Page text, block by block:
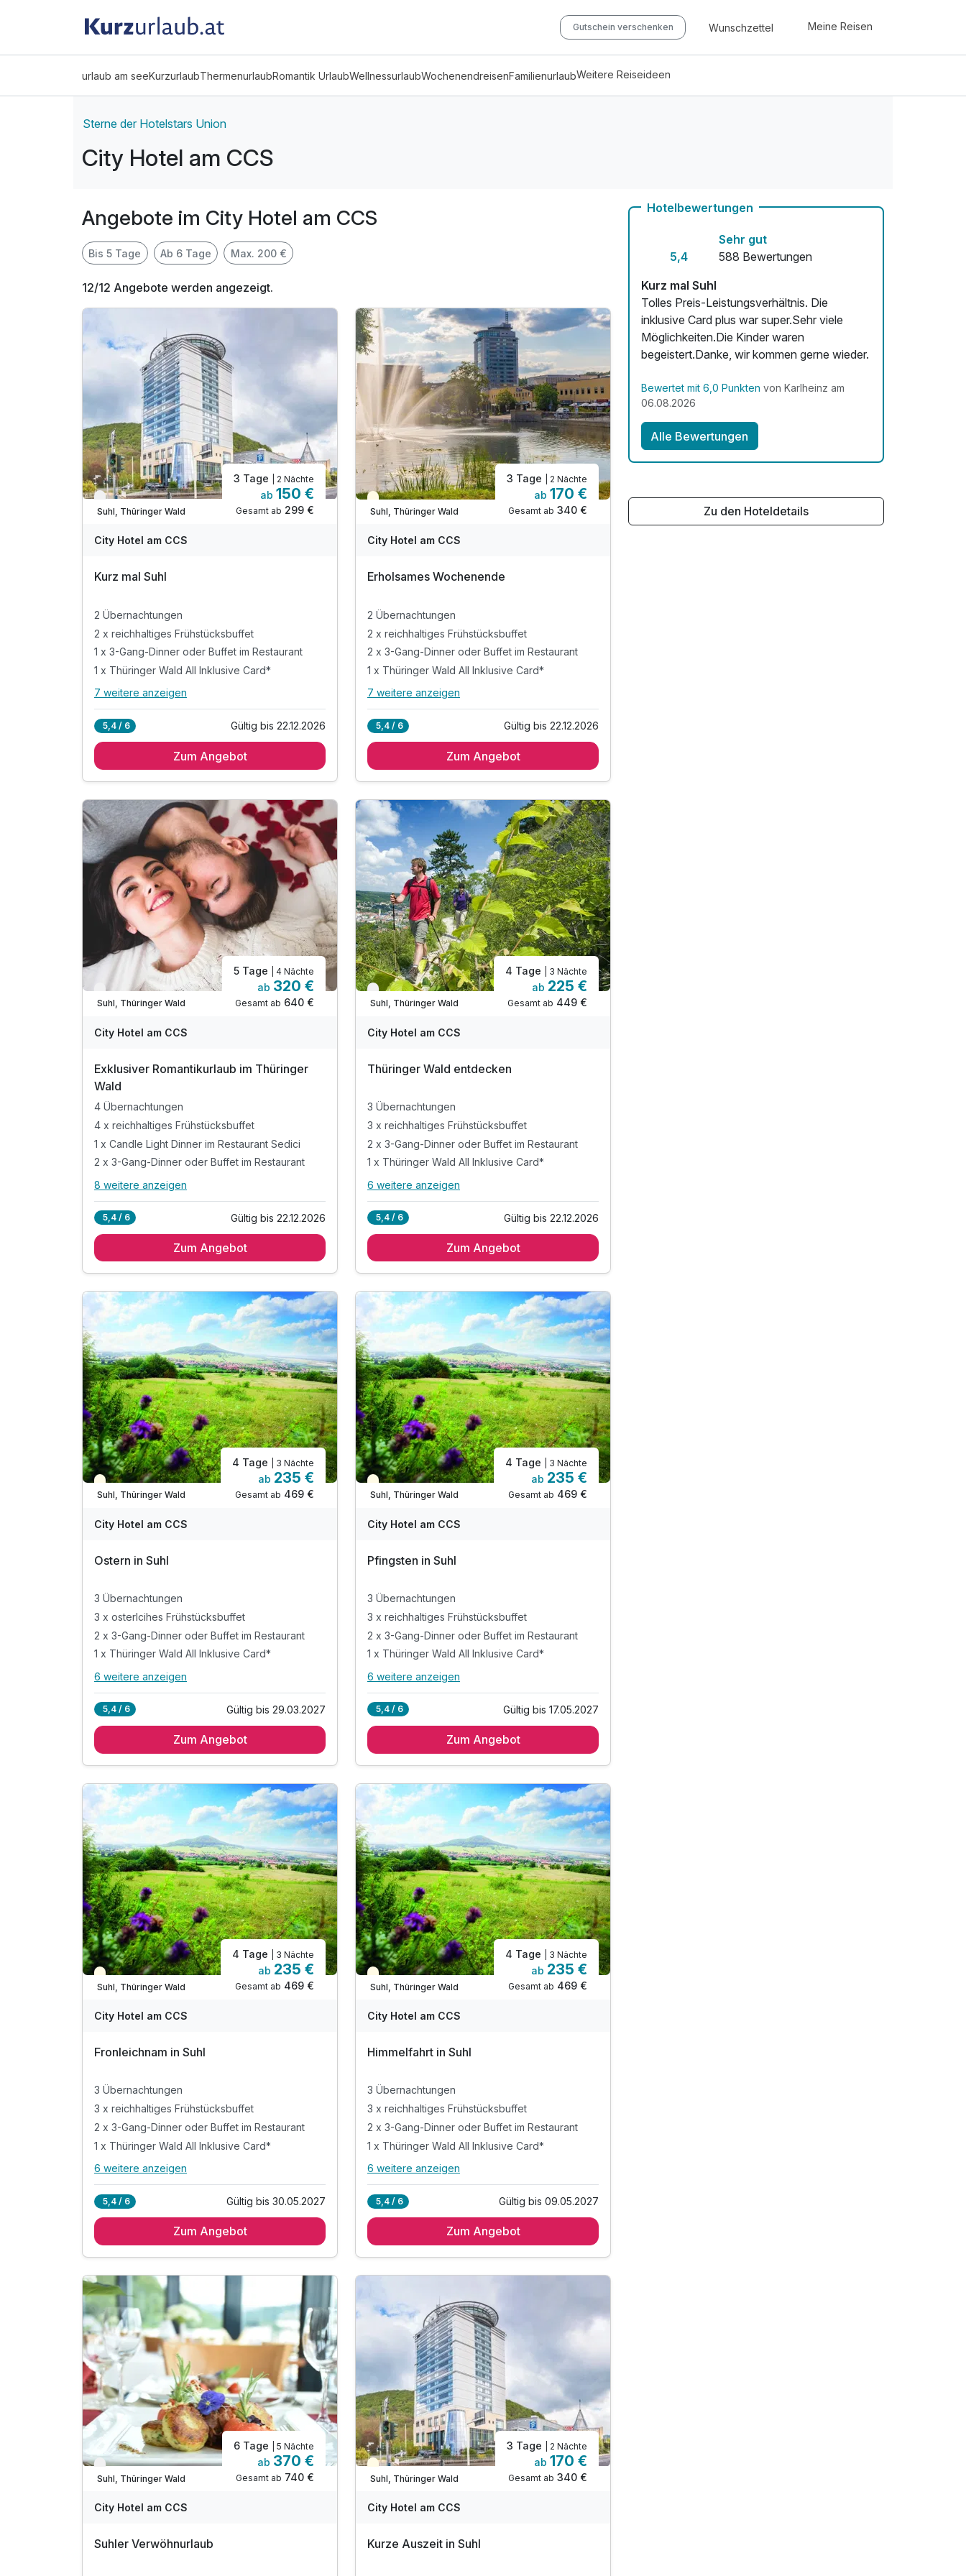
Gutschein verschenken Wunschzettel Meine Reisen
urlaub am seeKurzurlaubThermenurlaubRomantik UrlaubWellnessurlaubWochenendreisenFamilienurlaubWeitere Reiseideen
Sterne der Hotelstars Union
City Hotel am CCS
Angebote im City Hotel am CCS
Bis 5 Tage Ab 6 Tage Max. 200 €
12/12 Angebote werden angezeigt.
Verfügbar bis Dezember
Suhl, Thüringer Wald
3 Tage | 2 Nächte
ab 150 €
Gesamt ab 299 €
City Hotel am CCS
Kurz mal Suhl
2 Übernachtungen
2 x reichhaltiges Frühstücksbuffet
1 x 3-Gang-Dinner oder Buffet im Restaurant
1 x Thüringer Wald All Inklusive Card*
Alle Inklusivleistungen
2 x reichhaltiges Frühstücksbuffet
* Eintritt in das H2Oberhof Wellness &
Erlebnisbad
* Eintritt in das SAALEMAXX Erlebnisbad
* Fahrt mit der Sommerrodelbahn Ruhla
* Fahrt mit der Thüringer Bergbahn
* und vieles mehr!
inkl. Willkommensdrink
inkl. WLAN
7 weitere anzeigen
5,4 / 6 Gültig bis 22.12.2026
Zum Angebot
Teilweise ausgelastet
Suhl, Thüringer Wald
3 Tage | 2 Nächte
ab 170 €
Gesamt ab 340 €
City Hotel am CCS
Erholsames Wochenende
2 Übernachtungen
2 x reichhaltiges Frühstücksbuffet
2 x 3-Gang-Dinner oder Buffet im Restaurant
1 x Thüringer Wald All Inklusive Card*
Alle Inklusivleistungen
2 x reichhaltiges Frühstücksbuffet
* Eintritt in das H2Oberhof Wellness &
Erlebnisbad
* Eintritt in das SAALEMAXX Erlebnisbad
* Fahrt mit der Sommerrodelbahn Ruhla
* Fahrt mit der Thüringer Bergbahn
* und vieles mehr!
inkl. Stadtplan
inkl. WLAN
7 weitere anzeigen
5,4 / 6 Gültig bis 22.12.2026
Zum Angebot
Verfügbar bis Dezember
Suhl, Thüringer Wald
5 Tage | 4 Nächte
ab 320 €
Gesamt ab 640 €
City Hotel am CCS
Exklusiver Romantikurlaub im Thüringer
Wald
4 Übernachtungen
4 x reichhaltiges Frühstücksbuffet
1 x Candle Light Dinner im Restaurant Sedici
2 x 3-Gang-Dinner oder Buffet im Restaurant
Alle Inklusivleistungen
4 x reichhaltiges Frühstücksbuffet
1 x Flasche Sekt "Hausmarke" bei Anreise
1 x Thüringer Wald All Inklusive Card*
* Eintritt in das H2Oberhof Wellness &
Erlebnisbad
* Eintritt in das SAALEMAXX Erlebnisbad
* Fahrt mit der Sommerrodelbahn Ruhla
* Fahrt mit der Thüringer Bergbahn und vieles
mehr
inkl. Bademantel für den Aufenthaltszeitraum
inkl. WLAN
8 weitere anzeigen
5,4 / 6 Gültig bis 22.12.2026
Zum Angebot
Verfügbar bis Dezember
Suhl, Thüringer Wald
4 Tage | 3 Nächte
ab 225 €
Gesamt ab 449 €
City Hotel am CCS
Thüringer Wald entdecken
3 Übernachtungen
3 x reichhaltiges Frühstücksbuffet
2 x 3-Gang-Dinner oder Buffet im Restaurant
1 x Thüringer Wald All Inklusive Card*
Alle Inklusivleistungen
3 x reichhaltiges Frühstücksbuffet
* Eintritt in das H2Oberhof Wellness &
Erlebnisbad
* Eintritt in das SAALEMAXX Erlebnisbad
* Fahrt mit der Sommerrodelbahn Ruhla
* Fahrt mit der Thüringer Bergbahn
* und vieles mehr!
inkl. WLAN
6 weitere anzeigen
5,4 / 6 Gültig bis 22.12.2026
Zum Angebot
Saisonal verfügbar
Suhl, Thüringer Wald
4 Tage | 3 Nächte
ab 235 €
Gesamt ab 469 €
City Hotel am CCS
Ostern in Suhl
3 Übernachtungen
3 x osterlcihes Frühstücksbuffet
2 x 3-Gang-Dinner oder Buffet im Restaurant
1 x Thüringer Wald All Inklusive Card*
Alle Inklusivleistungen
3 x osterlcihes Frühstücksbuffet
* Eintritt in das H2Oberhof Wellness &
Erlebnisbad
* Eintritt in das SAALEMAXX Erlebnisbad
* Fahrt mit der Sommerrodelbahn Ruhla
* Fahrt mit der Thüringer Bergbahn
* und vieles mehr!
inkl. WLAN
6 weitere anzeigen
5,4 / 6 Gültig bis 29.03.2027
Zum Angebot
Saisonal verfügbar
Suhl, Thüringer Wald
4 Tage | 3 Nächte
ab 235 €
Gesamt ab 469 €
City Hotel am CCS
Pfingsten in Suhl
3 Übernachtungen
3 x reichhaltiges Frühstücksbuffet
2 x 3-Gang-Dinner oder Buffet im Restaurant
1 x Thüringer Wald All Inklusive Card*
Alle Inklusivleistungen
3 x reichhaltiges Frühstücksbuffet
* Eintritt in das H2Oberhof Wellness &
Erlebnisbad
* Eintritt in das SAALEMAXX Erlebnisbad
* Fahrt mit der Sommerrodelbahn Ruhla
* Fahrt mit der Thüringer Bergbahn
* und vieles mehr!
inkl. WLAN
6 weitere anzeigen
5,4 / 6 Gültig bis 17.05.2027
Zum Angebot
Saisonal verfügbar
Suhl, Thüringer Wald
4 Tage | 3 Nächte
ab 235 €
Gesamt ab 469 €
City Hotel am CCS
Fronleichnam in Suhl
3 Übernachtungen
3 x reichhaltiges Frühstücksbuffet
2 x 3-Gang-Dinner oder Buffet im Restaurant
1 x Thüringer Wald All Inklusive Card*
Alle Inklusivleistungen
3 x reichhaltiges Frühstücksbuffet
* Eintritt in das H2Oberhof Wellness &
Erlebnisbad
* Eintritt in das SAALEMAXX Erlebnisbad
* Fahrt mit der Sommerrodelbahn Ruhla
* Fahrt mit der Thüringer Bergbahn
* und vieles mehr!
inkl. WLAN
6 weitere anzeigen
5,4 / 6 Gültig bis 30.05.2027
Zum Angebot
Saisonal verfügbar
Suhl, Thüringer Wald
4 Tage | 3 Nächte
ab 235 €
Gesamt ab 469 €
City Hotel am CCS
Himmelfahrt in Suhl
3 Übernachtungen
3 x reichhaltiges Frühstücksbuffet
2 x 3-Gang-Dinner oder Buffet im Restaurant
1 x Thüringer Wald All Inklusive Card*
Alle Inklusivleistungen
3 x reichhaltiges Frühstücksbuffet
Erlebnisbad
* Eintritt in das SAALEMAXX Erlebnisbad
* Fahrt mit der Sommerrodelbahn Ruhla
* Fahrt mit der Thüringer Bergbahn
* und vieles mehr!
inkl. WLAN
6 weitere anzeigen
5,4 / 6 Gültig bis 09.05.2027
Zum Angebot
Verfügbar bis Dezember
Suhl, Thüringer Wald
6 Tage | 5 Nächte
ab 370 €
Gesamt ab 740 €
City Hotel am CCS
Suhler Verwöhnurlaub
Teilweise ausgelastet
Suhl, Thüringer Wald
3 Tage | 2 Nächte
ab 170 €
Gesamt ab 340 €
City Hotel am CCS
Kurze Auszeit in Suhl
Hotelbewertungen
5,4
Sehr gut
588 Bewertungen
Kurz mal Suhl
Tolles Preis-Leistungsverhältnis. Die
inklusive Card plus war super.Sehr viele
Möglichkeiten.Die Kinder waren
begeistert.Danke, wir kommen gerne wieder.
Bewertet mit 6,0 Punkten von Karlheinz am
06.08.2026
Alle Bewertungen
Zu den Hoteldetails